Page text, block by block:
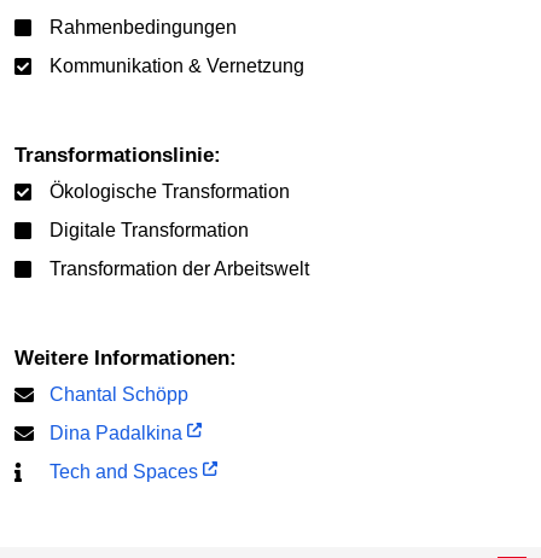
Rahmenbedingungen
Kommunikation & Vernetzung
Transformationslinie:
Ökologische Transformation
Digitale Transformation
Transformation der Arbeitswelt
Weitere Informationen:
Chantal Schöpp
Dina Padalkina
Tech and Spaces